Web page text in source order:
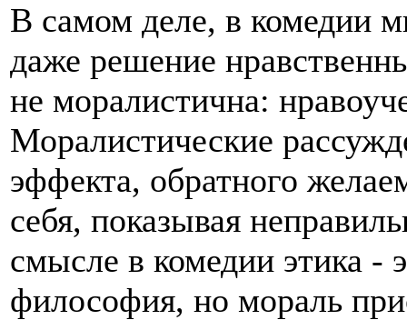
В самом деле, в комедии
даже решение
не моралистична:
Моралистические
эффекта, обратного
себя, показывая
смысле в комедии этика -
философия, но мораль